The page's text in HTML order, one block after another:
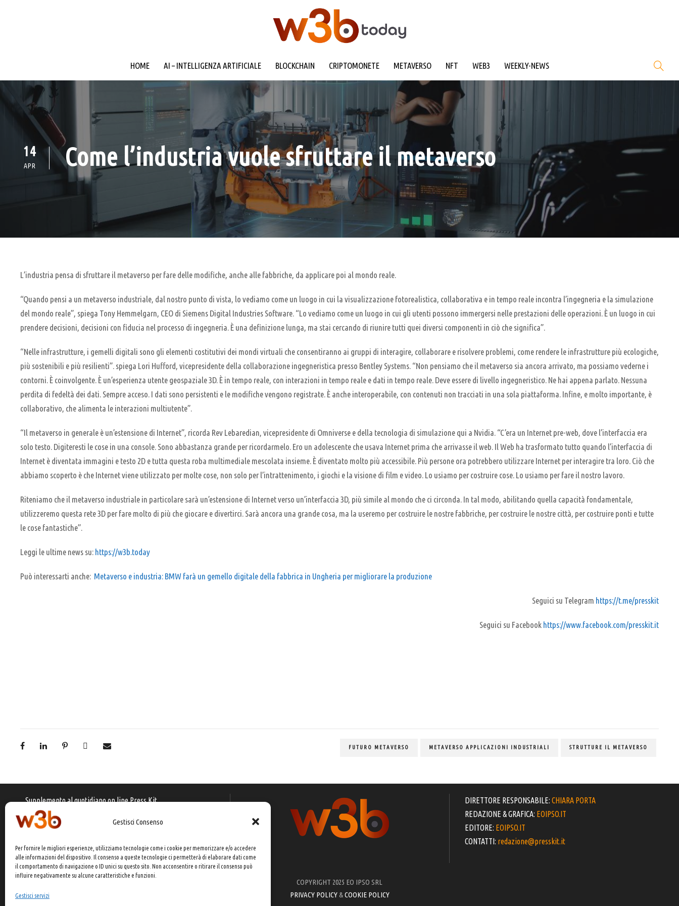
Gestisci Consenso
Per fornire le migliori esperienze, utilizziamo tecnologie come i cookie per memorizzare e/o accedere
alle informazioni del dispositivo. Il consenso a queste tecnologie ci permetterà di elaborare dati come
il comportamento di navigazione o ID unici su questo sito. Non acconsentire o ritirare il consenso può
influire negativamente su alcune caratteristiche e funzioni.
Gestisci servizi
HOME AI – INTELLIGENZA ARTIFICIALE BLOCKCHAIN CRIPTOMONETE METAVERSO NFT WEB3 WEEKLY-NEWS
14
APR Come l’industria vuole sfruttare il metaverso
L’industria pensa di sfruttare il metaverso per fare delle modifiche, anche alle fabbriche, da applicare poi al mondo reale.
“Quando pensi a un metaverso industriale, dal nostro punto di vista, lo vediamo come un luogo in cui la visualizzazione fotorealistica, collaborativa e in tempo reale incontra l’ingegneria e la simulazione
del mondo reale”, spiega Tony Hemmelgarn, CEO di Siemens Digital Industries Software. “Lo vediamo come un luogo in cui gli utenti possono immergersi nelle prestazioni delle operazioni. È un luogo in cui
prendere decisioni, decisioni con fiducia nel processo di ingegneria. È una definizione lunga, ma stai cercando di riunire tutti quei diversi componenti in ciò che significa”.
“Nelle infrastrutture, i gemelli digitali sono gli elementi costitutivi dei mondi virtuali che consentiranno ai gruppi di interagire, collaborare e risolvere problemi, come rendere le infrastrutture più ecologiche,
più sostenibili e più resilienti”. spiega Lori Hufford, vicepresidente della collaborazione ingegneristica presso Bentley Systems. “Non pensiamo che il metaverso sia ancora arrivato, ma possiamo vederne i
contorni. È coinvolgente. È un’esperienza utente geospaziale 3D. È in tempo reale, con interazioni in tempo reale e dati in tempo reale. Deve essere di livello ingegneristico. Ne hai appena parlato. Nessuna
perdita di fedeltà dei dati. Sempre acceso. I dati sono persistenti e le modifiche vengono registrate. È anche interoperabile, con contenuti non tracciati in una sola piattaforma. Infine, e molto importante, è
collaborativo, che alimenta le interazioni multiutente”.
“Il metaverso in generale è un’estensione di Internet”, ricorda Rev Lebaredian, vicepresidente di Omniverse e della tecnologia di simulazione qui a Nvidia. “C’era un Internet pre-web, dove l’interfaccia era
solo testo. Digiteresti le cose in una console. Sono abbastanza grande per ricordarmelo. Ero un adolescente che usava Internet prima che arrivasse il web. Il Web ha trasformato tutto quando l’interfaccia di
Internet è diventata immagini e testo 2D e tutta questa roba multimediale mescolata insieme. È diventato molto più accessibile. Più persone ora potrebbero utilizzare Internet per interagire tra loro. Ciò che
abbiamo scoperto è che Internet viene utilizzato per molte cose, non solo per l’intrattenimento, i giochi e la visione di film e video. Lo usiamo per costruire cose. Lo usiamo per fare il nostro lavoro.
Riteniamo che il metaverso industriale in particolare sarà un’estensione di Internet verso un’interfaccia 3D, più simile al mondo che ci circonda. In tal modo, abilitando quella capacità fondamentale,
utilizzeremo questa rete 3D per fare molto di più che giocare e divertirci. Sarà ancora una grande cosa, ma la useremo per costruire le nostre fabbriche, per costruire le nostre città, per costruire ponti e tutte
le cose fantastiche”.
Leggi le ultime news su: https://w3b.today
Può interessarti anche: Metaverso e industria: BMW farà un gemello digitale della fabbrica in Ungheria per migliorare la produzione
Seguici su Telegram https://t.me/presskit
Seguici su Facebook https://www.facebook.com/presskit.it
FUTURO METAVERSO METAVERSO APPLICAZIONI INDUSTRIALI STRUTTURE IL METAVERSO
Supplemento al quotidiano on line Press Kit
Registrazione Tribunale di Busto Arsizio (VA)
N° 08/04 del 6 Dicembre 2004
DIRETTORE RESPONSABILE:CHIARA PORTA
REDAZIONE & GRAFICA: EOIPSO.IT
EDITORE: EOIPSO.IT
CONTATTI: redazione@presskit.it
COPYRIGHT 2025 EO IPSO SRL
PRIVACY POLICY&COOKIE POLICY